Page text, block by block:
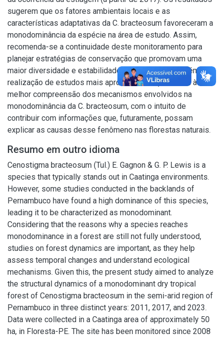
sugerem que os fatores ambientais locais e as
características adaptativas da C. bracteosum favoreceram a
monodominância da espécie na área de estudo. Assim,
recomenda-se a continuidade deste monitoramento para
planejar estratégias de conservação que promovam uma
maior diversidade e estabilidade do ecossistema, além da
realização de estudos mais aprofundados que visem à
melhor compreensão dos mecanismos envolvidos na
monodominância da C. bracteosum, com o intuito de
contribuir com informações que, futuramente, possam
explicar as causas desse fenômeno nas florestas naturais.
Resumo em outro idioma
Cenostigma bracteosum (Tul.) E. Gagnon & G. P. Lewis is a
species that typically stands out in Caatinga environments.
However, some studies conducted in the backlands of
Pernambuco have found a high dominance of this species,
leading it to be characterized as monodominant.
Considering that the reasons why a species reaches
monodominance in a forest are still not fully understood,
studies on forest dynamics are important, as they help
assess temporal changes and understand ecological
mechanisms. Given this, the present study aimed to analyze
the structural dynamics of a monodominant dry tropical
forest of Cenostigma bracteosum in the semi-arid region of
Pernambuco in three distinct years: 2011, 2017, and 2023.
Data were collected in a Caatinga area of approximately 50
ha, in Floresta-PE. The site has been monitored since 2008